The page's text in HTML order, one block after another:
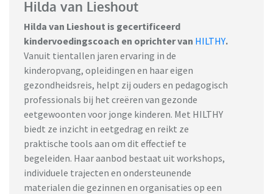
Hilda van Lieshout
Hilda van Lieshout is gecertificeerd
kindervoedingscoach en oprichter van HILTHY.
Vanuit tientallen jaren ervaring in de
kinderopvang, opleidingen en haar eigen
gezondheidsreis, helpt zij ouders en pedagogisch
professionals bij het creëren van gezonde
eetgewoonten voor jonge kinderen. Met HILTHY
biedt ze inzicht in eetgedrag en reikt ze
praktische tools aan om dit effectief te
begeleiden. Haar aanbod bestaat uit workshops,
individuele trajecten en ondersteunende
materialen die gezinnen en organisaties op een